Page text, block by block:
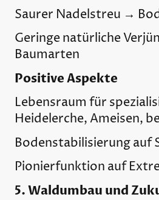
Saurer Nadelstreu →
Geringe natürliche
Baumarten
Positive Aspekte
Lebensraum für
Heidelerche, Ameisen,
Bodenstabilisierung auf
Pionierfunktion auf
5. Waldumbau und